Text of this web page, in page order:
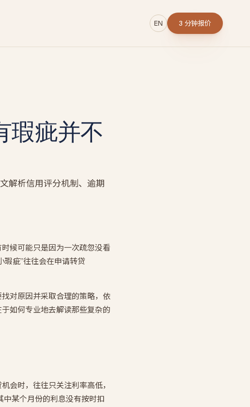
18 家 lender
EN 3 分钟报价
瑕疵并不
解析信用评分机制、逾期
候可能只是因为一次疏忽没看
瑕疵”往往会在申请转贷
对原因并采取合理的策略，依
如何专业地去解读那些复杂的
会时，往往只关注利率高低，
某个月份的利息没有按时扣